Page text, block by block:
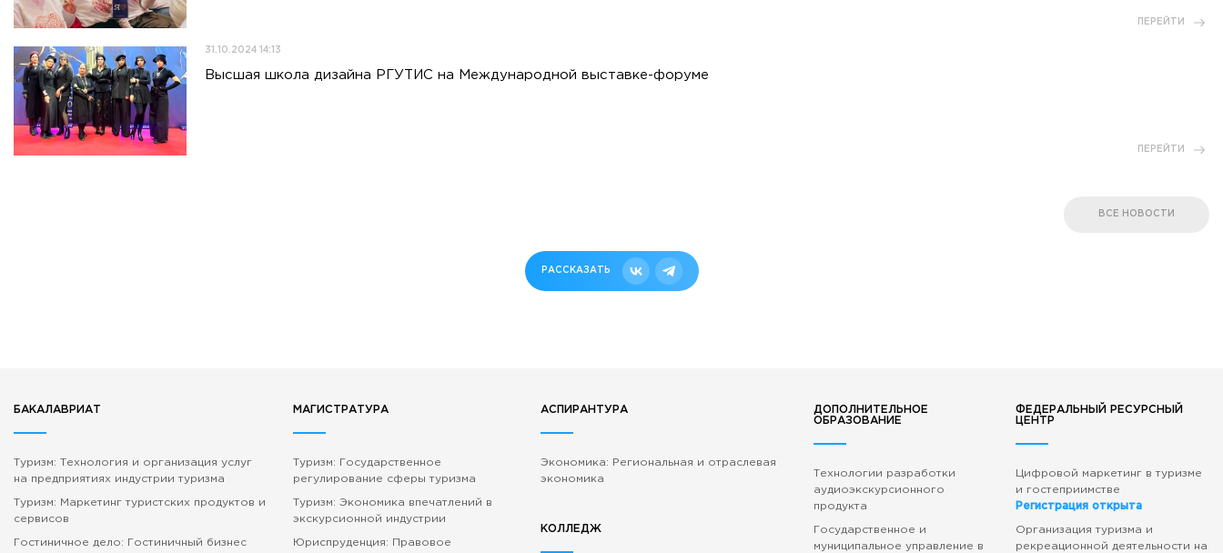
ПЕРЕЙТИ
31.10.2024 14:13
Высшая школа дизайна РГУТИС на Международной выставке-форуме
ПЕРЕЙТИ
ВСЕ НОВОСТИ
РАССКАЗАТЬ
БАКАЛАВРИАТ
Туризм: Технология и организация услуг
на предприятиях индустрии туризма
Туризм: Маркетинг туристских продуктов и
сервисов
Гостиничное дело: Гостиничный бизнес
МАГИСТРАТУРА
Туризм: Государственное
регулирование сферы туризма
Туризм: Экономика впечатлений в
экскурсионной индустрии
Юриспруденция: Правовое
АСПИРАНТУРА
Экономика: Региональная и отраслевая
экономика
КОЛЛЕДЖ
ДОПОЛНИТЕЛЬНОЕ
ОБРАЗОВАНИЕ
Технологии разработки
аудиоэкскурсионного
продукта
Государственное и
муниципальное управление в
ФЕДЕРАЛЬНЫЙ РЕСУРСНЫЙ
ЦЕНТР
Цифровой маркетинг в туризме
и гостеприимстве
Регистрация открыта
Организация туризма и
рекреационной деятельности на